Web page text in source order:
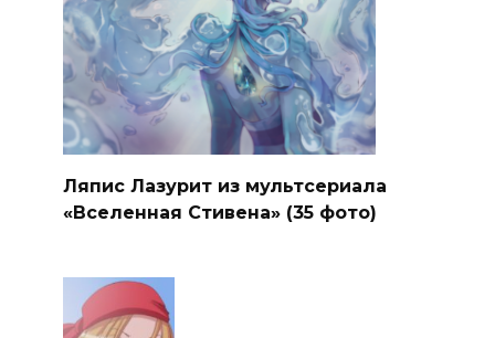
Ляпис Лазурит из мультсериала
«Вселенная Стивена» (35 фото)